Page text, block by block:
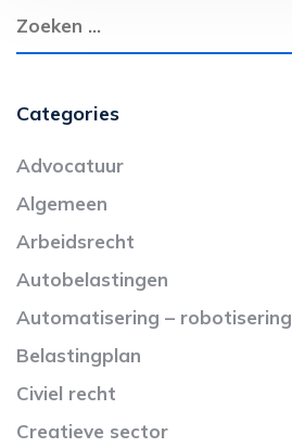
Categories
Advocatuur
Algemeen
Arbeidsrecht
Autobelastingen
Automatisering – robotisering
Belastingplan
Civiel recht
Creatieve sector